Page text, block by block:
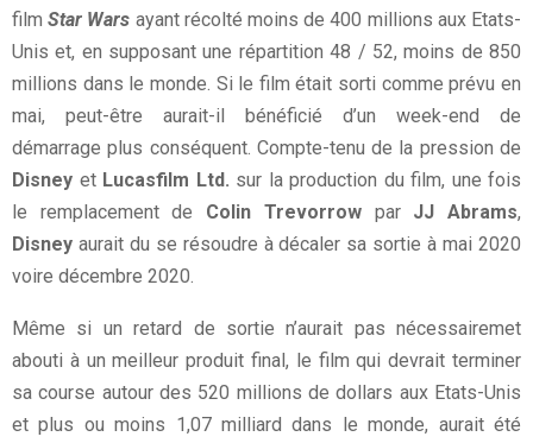
filmStar Wars ayant récolté moins de 400 millions aux Etats-
Unis et, en supposant une répartition 48 / 52, moins de 850
millions dans le monde. Si le film était sorti comme prévu en
mai, peut-être aurait-il bénéficié d’un week-end de
démarrage plus conséquent. Compte-tenu de la pression de
Disney et Lucasfilm Ltd. sur la production du film, une fois
le remplacement de Colin Trevorrowpar JJ Abrams,
Disney aurait du se résoudre à décaler sa sortie à mai 2020
voire décembre 2020.
Même si un retard de sortie n’aurait pas nécessairemet
abouti à un meilleur produit final, le film qui devrait terminer
sa course autour des 520 millions de dollars aux Etats-Unis
et plus ou moins 1,07 milliard dans le monde, aurait été